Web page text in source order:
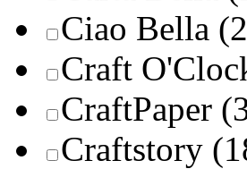
Ciao Bella
Craft
CraftPaper
Craftstory